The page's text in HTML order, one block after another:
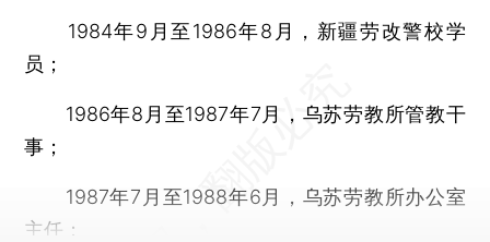
1984年9月至1986年8月，新疆劳改警校学
员；
1986年8月至1987年7月，乌苏劳教所管教干
事；
1987年7月至1988年6月，乌苏劳教所办公室
主任；